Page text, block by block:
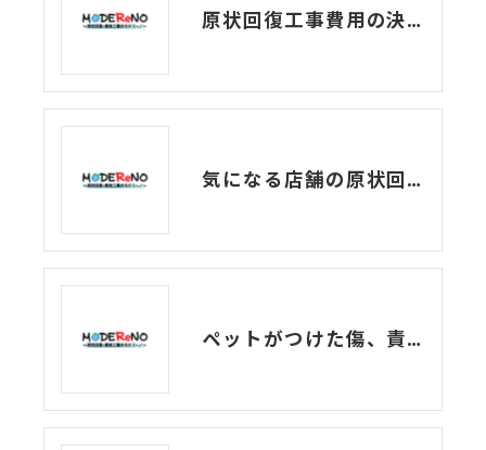
原状回復工事費用の決め方、教えます！
気になる店舗の原状回復費用、どうやって決まるの？
ペットがつけた傷、責任の範囲は？